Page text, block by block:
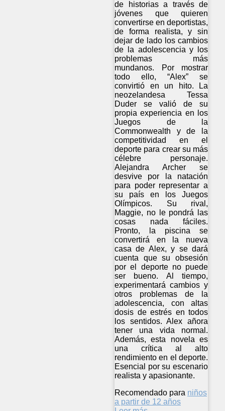
de historias a través de
jóvenes que quieren
convertirse en deportistas,
de forma realista, y sin
dejar de lado los cambios
de la adolescencia y los
problemas más
mundanos. Por mostrar
todo ello, “Alex” se
convirtió en un hito. La
neozelandesa Tessa
Duder se valió de su
propia experiencia en los
Juegos de la
Commonwealth y de la
competitividad en el
deporte para crear su más
célebre personaje.
Alejandra Archer se
desvive por la natación
para poder representar a
su país en los Juegos
Olímpicos. Su rival,
Maggie, no le pondrá las
cosas nada fáciles.
Pronto, la piscina se
convertirá en la nueva
casa de Alex, y se dará
cuenta que su obsesión
por el deporte no puede
ser bueno. Al tiempo,
experimentará cambios y
otros problemas de la
adolescencia, con altas
dosis de estrés en todos
los sentidos. Alex añora
tener una vida normal.
Además, esta novela es
una crítica al alto
rendimiento en el deporte.
Esencial por su escenario
realista y apasionante.
Recomendado para niños
a partir de 12 años